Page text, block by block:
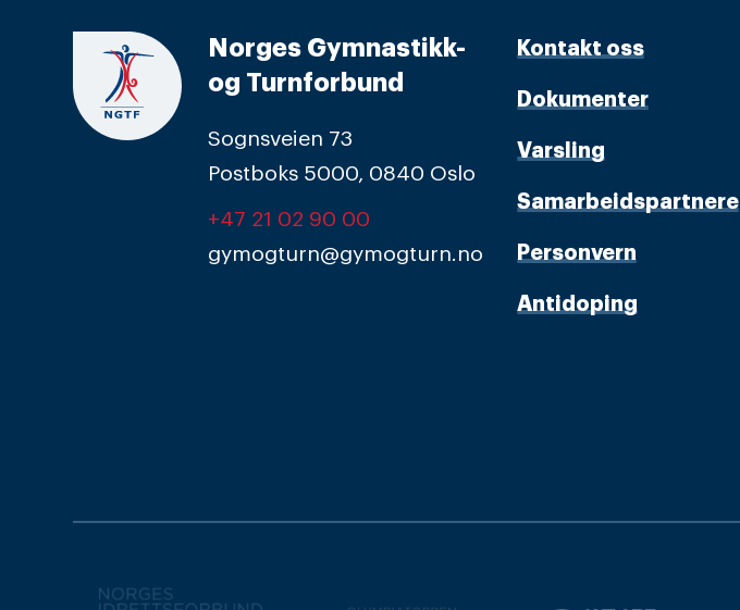
Norges Gymnastikk-
og Turnforbund
Sognsveien 73
Postboks 5000, 0840 Oslo
+47 21 02 90 00
gymogturn@gymogturn.no
Kontakt oss
Dokumenter
Varsling
Samarbeidspartnere
Personvern
Antidoping